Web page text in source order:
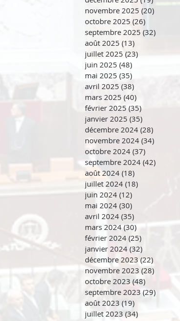
novembre 2025 (20)
octobre 2025 (26)
septembre 2025 (32)
août 2025 (13)
juillet 2025 (23)
juin 2025 (48)
mai 2025 (35)
avril 2025 (38)
mars 2025 (40)
février 2025 (35)
janvier 2025 (35)
décembre 2024 (28)
novembre 2024 (34)
octobre 2024 (37)
septembre 2024 (42)
août 2024 (18)
juillet 2024 (18)
juin 2024 (12)
mai 2024 (30)
avril 2024 (35)
mars 2024 (30) 30 posts
février 2024 (25)
janvier 2024 (32)
décembre 2023 (22)
novembre 2023 (28)
octobre 2023 (48)
septembre 2023 (29) 29 posts
août 2023 (19)
juillet 2023 (34)